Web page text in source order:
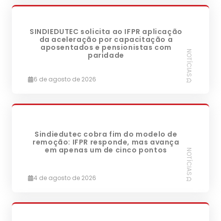
SINDIEDUTEC solicita ao IFPR aplicação
da aceleração por capacitação a
aposentados e pensionistas com
paridade
6 de agosto de 2026
NOTÍCIAS
Sindiedutec cobra fim do modelo de
remoção: IFPR responde, mas avança
em apenas um de cinco pontos
4 de agosto de 2026
NOTÍCIAS